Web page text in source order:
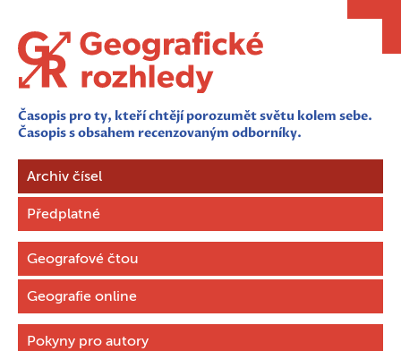
Časopis pro ty, kteří chtějí porozumět světu kolem sebe.
Časopis s obsahem recenzovaným odborníky.
Archiv čísel
Předplatné
Geografové čtou
Geografie online
Pokyny pro autory